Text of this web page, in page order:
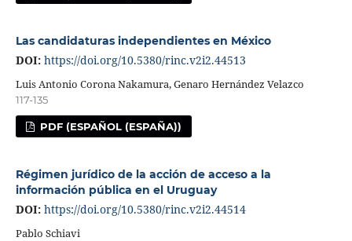
Las candidaturas independientes en México
DOI: https://doi.org/10.5380/rinc.v2i2.44513
Luis Antonio Corona Nakamura, Genaro Hernández Velazco
117-135
PDF (ESPAÑOL (ESPAÑA))
Régimen jurídico de la acción de acceso a la
información pública en el Uruguay
DOI: https://doi.org/10.5380/rinc.v2i2.44514
Pablo Schiavi